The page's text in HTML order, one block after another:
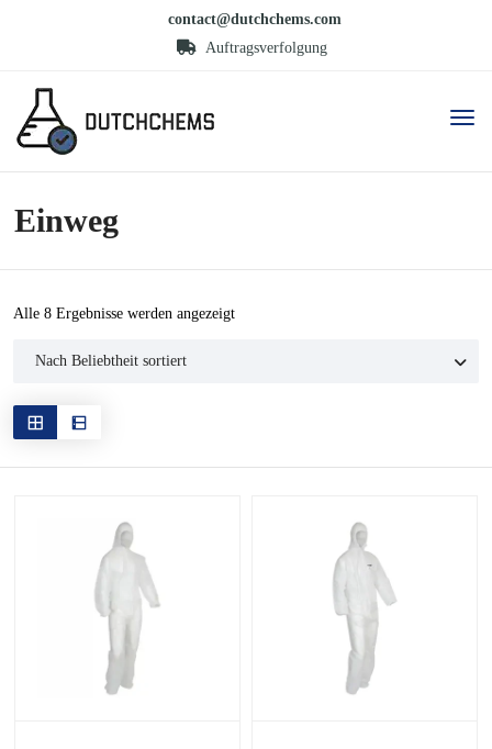
contact@dutchchems.com
Auftragsverfolgung
Einweg
Alle 8 Ergebnisse werden angezeigtNach